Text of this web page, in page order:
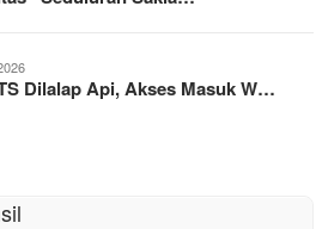
Dilalap Api, Akses Masuk W…